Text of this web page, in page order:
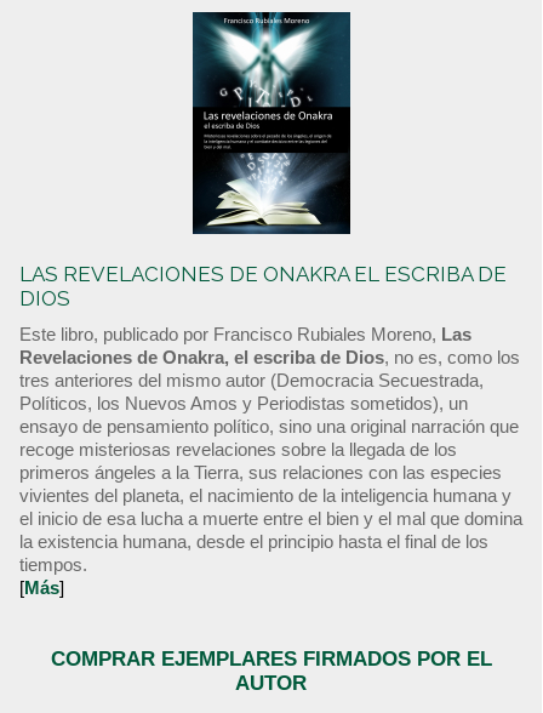
LAS REVELACIONES DE ONAKRA EL ESCRIBA DE
DIOS
Este libro, publicado por Francisco Rubiales Moreno, Las
Revelaciones de Onakra, el escriba de Dios, no es, como los
tres anteriores del mismo autor (Democracia Secuestrada,
Políticos, los Nuevos Amos y Periodistas sometidos), un
ensayo de pensamiento político, sino una original narración que
recoge misteriosas revelaciones sobre la llegada de los
primeros ángeles a la Tierra, sus relaciones con las especies
vivientes del planeta, el nacimiento de la inteligencia humana y
el inicio de esa lucha a muerte entre el bien y el mal que domina
la existencia humana, desde el principio hasta el final de los
tiempos.
[Más]
COMPRAR EJEMPLARES FIRMADOS POR EL
AUTOR